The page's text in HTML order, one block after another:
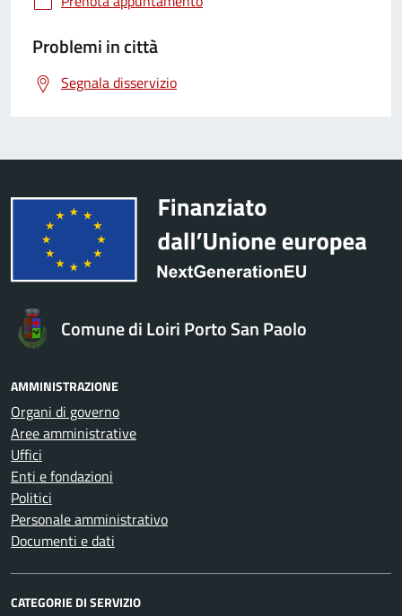
Problemi in città
Segnala disservizio
Comune di Loiri Porto San Paolo
AMMINISTRAZIONE
Organi di governo
Aree amministrative
Uffici
Enti e fondazioni
Politici
Personale amministrativo
Documenti e dati
CATEGORIE DI SERVIZIO